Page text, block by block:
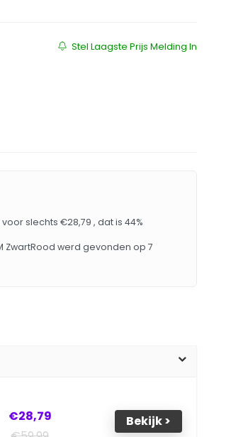
Stel Laagste Prijs Melding In
slechts €28,79 , dat is 44%
ZwartRood werd gevonden op 7
€28,79
Bekijk >